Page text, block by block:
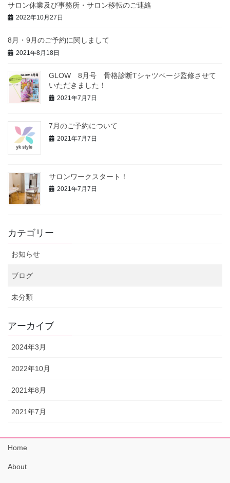
サロン休業及び事務所・サロン移転のご連絡
2022年10月27日
8月・9月のご予約に関しまして
2021年8月18日
GLOW 8月号 骨格診断Tシャツページ監修させて
いただきました！
2021年7月7日
7月のご予約について
2021年7月7日
サロンワークスタート！
2021年7月7日
カテゴリー
お知らせ
ブログ
未分類
アーカイブ
2024年3月
2022年10月
2021年8月
2021年7月
Home
About